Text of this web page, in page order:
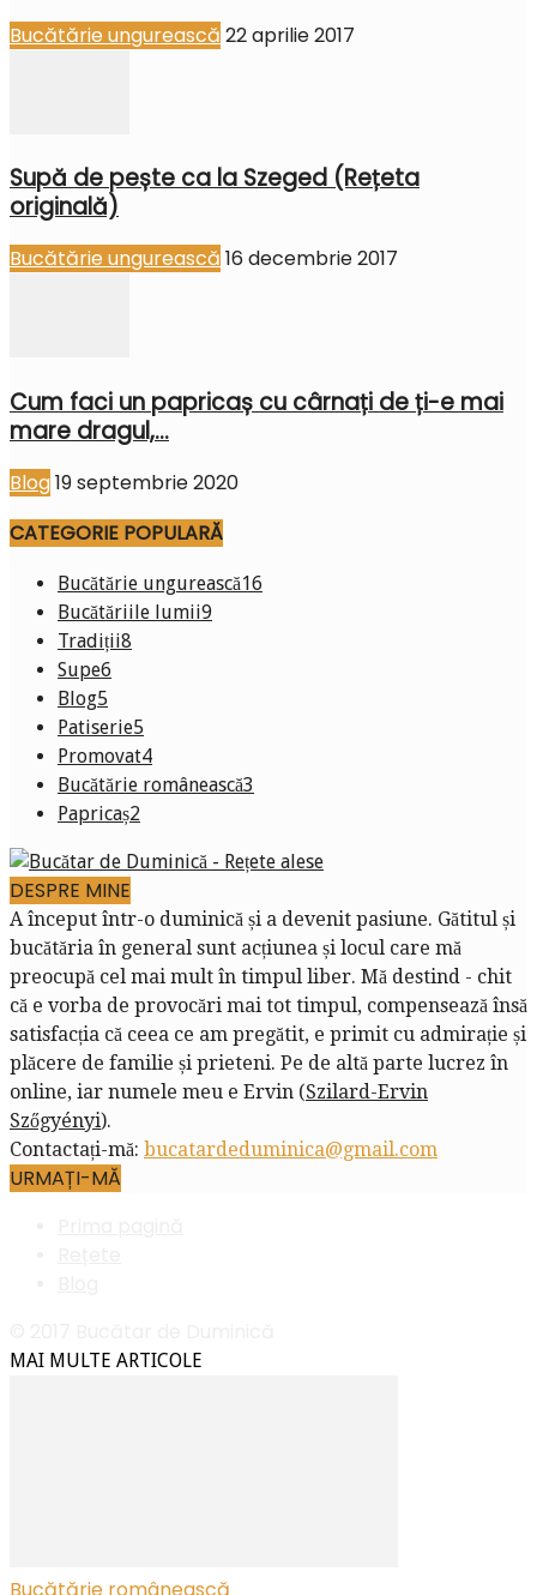
Bucătărie ungurească 22 aprilie 2017
Supă de pește ca la Szeged (Rețeta
originală)
Bucătărie ungurească 16 decembrie 2017
Cum faci un papricaș cu cârnați de ți-e mai
mare dragul,...
Blog19 septembrie 2020
CATEGORIE POPULARĂ
Bucătărie ungurească16
Bucătăriile lumii9
Tradiții8
Supe6
Blog5
Patiserie5
Promovat4
Bucătărie românească3
Papricaș2
DESPRE MINE
A început într-o duminică și a devenit pasiune. Gătitul și
bucătăria în general sunt acțiunea și locul care mă
preocupă cel mai mult în timpul liber. Mă destind - chit
că e vorba de provocări mai tot timpul, compensează însă
satisfacția că ceea ce am pregătit, e primit cu admirație și
plăcere de familie și prieteni. Pe de altă parte lucrez în
online, iar numele meu e Ervin (Szilard-Ervin
Szőgyényi).
Contactați-mă: bucatardeduminica@gmail.com
URMAȚI-MĂ
MAI MULTE ARTICOLE